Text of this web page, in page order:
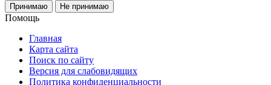
Принимаю Не принимаю
Помощь
Главная
Карта сайта
Поиск по сайту
Версия для слабовидящих
Политика конфиденциальности